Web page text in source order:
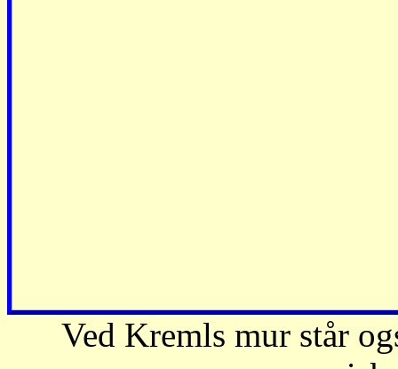
Ved Kremls mur står